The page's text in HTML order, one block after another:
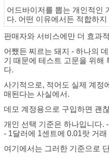
어드바이저를 뽑는 개인적인
다. 어떤 이유에서든 적합하
판매자와 서비스에만 더 효과
어쨌든 찌르는 돼지 - 하나의
기 때문에 테스트 고문을 위해
다.
사기적으로, 적어도 실제 계정
매된다는 사실에서.
데모 계정용으로 구입하면 괜
개인 선택 기준은 하나입니다.
- 1달러에 1센트에 0.01랏 거래
여기에서는 그러한 기준으로